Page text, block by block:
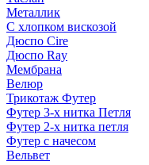
Металлик
С хлопком вискозой
Дюспо Cire
Дюспо Ray
Мембрана
Велюр
Трикотаж Футер
Футер 3-х нитка Петля
Футер 2-х нитка петля
Футер с начесом
Вельвет